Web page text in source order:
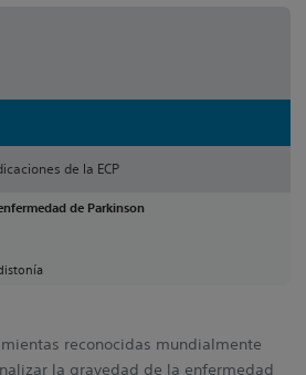
de la ECP
de Parkinson
reconocidas mundialmente
la gravedad de la enfermedad